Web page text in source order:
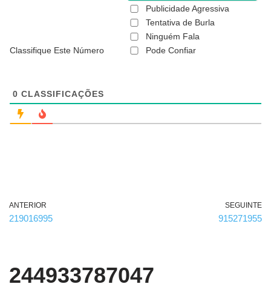
a
ó
Classifique Este Número
Publicidade Agressiva
Tentativa de Burla
Ninguém Fala
Pode Confiar
0 CLASSIFICAÇÕES
ANTERIOR
219016995
SEGUINTE
915271955
244933787047